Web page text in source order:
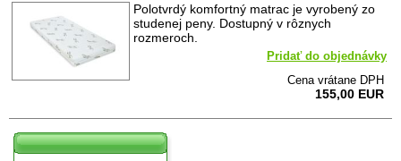
Polotvrdý komfortný matrac je vyrobený zo
studenej peny. Dostupný v rôznych
rozmeroch.
Pridať do objednávky
Cena vrátane DPH
155,00 EUR